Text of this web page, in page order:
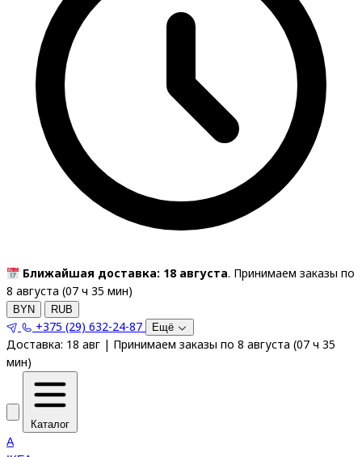
Ближайшая доставка: 18 августа. Принимаем заказы по
8 августа (07 ч 35 мин)
BYN RUB
+375 (29) 632-24-87 Ещё
Доставка: 18 авг | Принимаем заказы по 8 августа (07 ч 35
мин)
Каталог
A